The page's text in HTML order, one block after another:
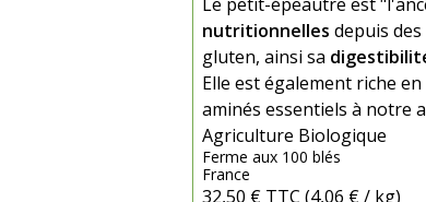
nutritionnelles depuis
gluten, ainsi sa
Elle est également riche
aminés essentiels à notre
Agriculture Biologique
Ferme aux 100 blés
France
32,50 € TTC (4,06 € / kg)